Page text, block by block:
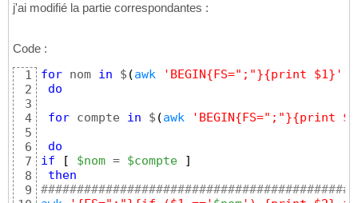
j'ai modifié la partie correspondantes :
Code :
1
2
3
4
5
6
7
8
9
for nom in $ (awk 'BEGIN{FS=";"}{print $1}'
do
for compte in $ (awk
'BEGIN{FS=";"}{print
do
if
[ $nom = $compte
]
then
###########################################